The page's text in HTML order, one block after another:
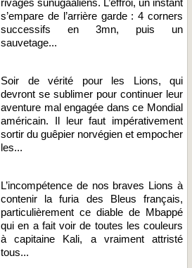
s’empare de l’arrière garde : 4 corners
successifs en 3mn, puis un
sauvetage...
Soir de vérité pour les Lions, qui
devront se sublimer pour continuer leur
aventure mal engagée dans ce Mondial
américain. Il leur faut impérativement
sortir du guêpier norvégien et empocher
les...
L’incompétence de nos braves Lions à
contenir la furia des Bleus français,
particulièrement ce diable de Mbappé
qui en a fait voir de toutes les couleurs
à capitaine Kali, a vraiment attristé
tous...